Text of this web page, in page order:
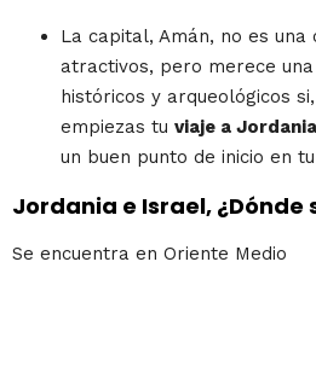
La capital, Amán, no es una
atractivos, pero merece
históricos y arqueológicos
empiezas tu viaje a Jordania
un buen punto de inicio en tu
Jordania e Israel, ¿Dónde
Se encuentra en Oriente Medio